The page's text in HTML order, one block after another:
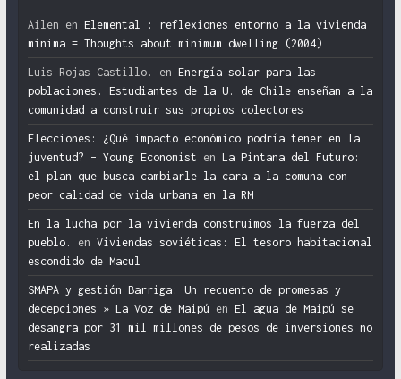
Ailen en Elemental : reflexiones entorno a la vivienda
mínima = Thoughts about minimum dwelling (2004)
Luis Rojas Castillo. en Energía solar para las
poblaciones. Estudiantes de la U. de Chile enseñan a la
comunidad a construir sus propios colectores
Elecciones: ¿Qué impacto económico podría tener en la
juventud? – Young Economist en La Pintana del Futuro:
el plan que busca cambiarle la cara a la comuna con
peor calidad de vida urbana en la RM
En la lucha por la vivienda construimos la fuerza del
pueblo.
en Viviendas soviéticas: El tesoro habitacional
escondido de Macul
SMAPA y gestión Barriga: Un recuento de promesas y
decepciones » La Voz de Maipú en El agua de Maipú se
desangra por 31 mil millones de pesos de inversiones no
realizadas